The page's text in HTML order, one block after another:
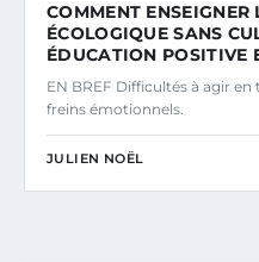
COMMENT
ÉCOLOGIQUE SANS
ÉDUCATION POSITIVE
EN BREF Difficultés à agir
freins émotionnels.
JULIEN NOËL